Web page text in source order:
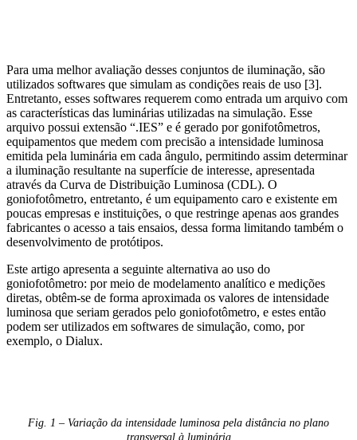
Para uma melhor avaliação desses conjuntos de iluminação, são
utilizados softwares que simulam as condições reais de uso [3].
Entretanto, esses softwares requerem como entrada um arquivo com
as características das luminárias utilizadas na simulação. Esse
arquivo possui extensão “.IES” e é gerado por gonifotômetros,
equipamentos que medem com precisão a intensidade luminosa
emitida pela luminária em cada ângulo, permitindo assim determinar
a iluminação resultante na superfície de interesse, apresentada
através da Curva de Distribuição Luminosa (CDL). O
goniofotômetro, entretanto, é um equipamento caro e existente em
poucas empresas e instituições, o que restringe apenas aos grandes
fabricantes o acesso a tais ensaios, dessa forma limitando também o
desenvolvimento de protótipos.
Este artigo apresenta a seguinte alternativa ao uso do
goniofotômetro: por meio de modelamento analítico e medições
diretas, obtêm-se de forma aproximada os valores de intensidade
luminosa que seriam gerados pelo goniofotômetro, e estes então
podem ser utilizados em softwares de simulação, como, por
exemplo, o Dialux.
Fig. 1 – Variação da intensidade luminosa pela distância no plano
transversal à luminária